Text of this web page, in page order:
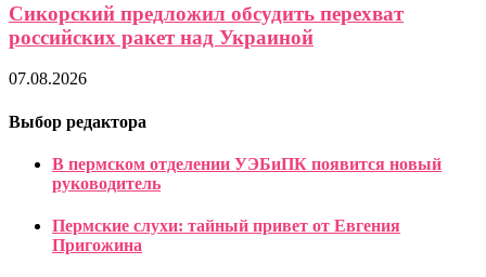
Сикорский предложил обсудить перехват
российских ракет над Украиной
07.08.2026
Выбор редактора
В пермском отделении УЭБиПК появится новый
руководитель
Пермские слухи: тайный привет от Евгения
Пригожина